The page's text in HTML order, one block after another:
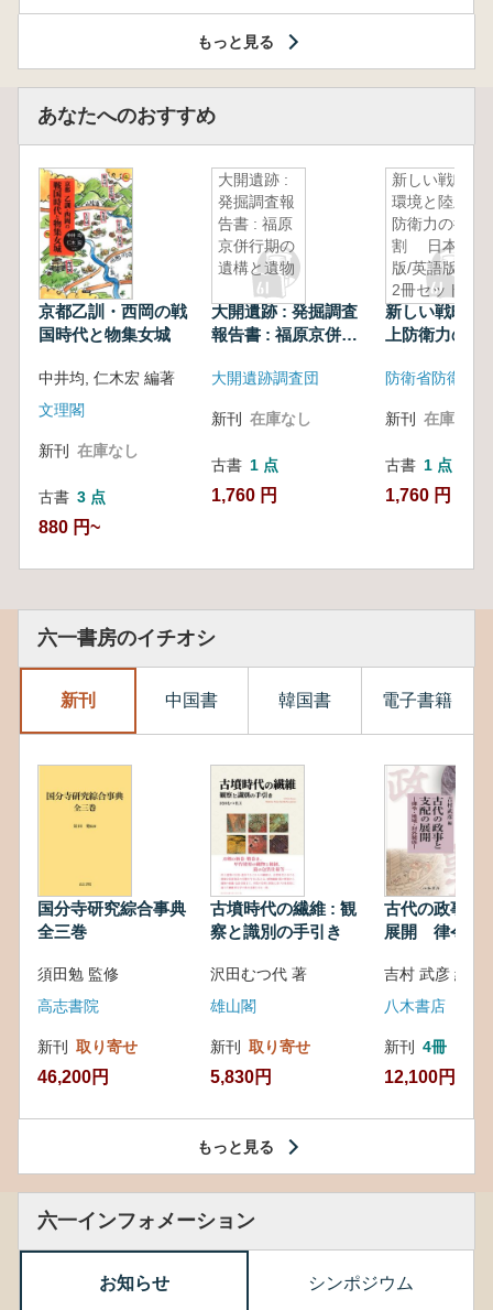
もっと見る
あなたへのおすすめ
京都乙訓・西岡の戦
国時代と物集女城
中井均, 仁木宏 編著
文理閣
新刊 在庫なし
古書 3 点
880 円~
大開遺跡 :
発掘調査報
告書 : 福原
京併行期の
遺構と遺物
大開遺跡 : 発掘調査
報告書 : 福原京併行
大開遺跡調査団
新刊 在庫なし
古書 1 点
1,760 円
新しい戦略
環境と陸上
防衛力の役
割 日本語
版/英語版の
2冊セット
新しい戦略環
上防衛力の
セット
防衛省防衛研
新刊 在庫なし
古書 1 点
1,760 円
六一書房のイチオシ
新刊 中国書 韓国書 電子書籍
国分寺研究綜合事典
全三巻
須田勉 監修
高志書院
新刊 取り寄せ
46,200円
古墳時代の繊維 : 観
察と識別の手引き
沢田むつ代 著
雄山閣
新刊 取り寄せ
5,830円
古代の政事と
展開 律令・
吉村 武彦 編集
八木書店
新刊 4冊
12,100円
もっと見る
六一インフォメーション
お知らせ シンポジウム